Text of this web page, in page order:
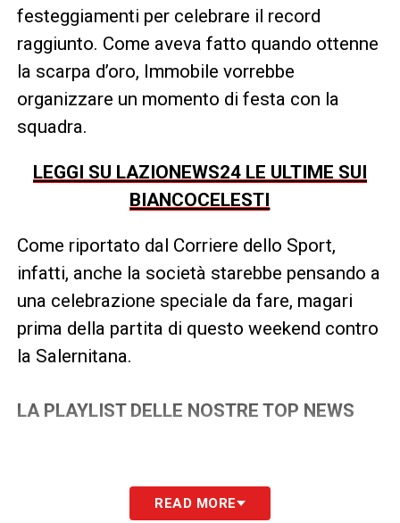
festeggiamenti per celebrare il record
raggiunto. Come aveva fatto quando ottenne
la scarpa d’oro, Immobile vorrebbe
organizzare un momento di festa con la
squadra.
LEGGI SU LAZIONEWS24 LE ULTIME SUI
BIANCOCELESTI
Come riportato dal Corriere dello Sport,
infatti, anche la società starebbe pensando a
una celebrazione speciale da fare, magari
prima della partita di questo weekend contro
la Salernitana.
LA PLAYLIST DELLE NOSTRE TOP NEWS
READ MORE